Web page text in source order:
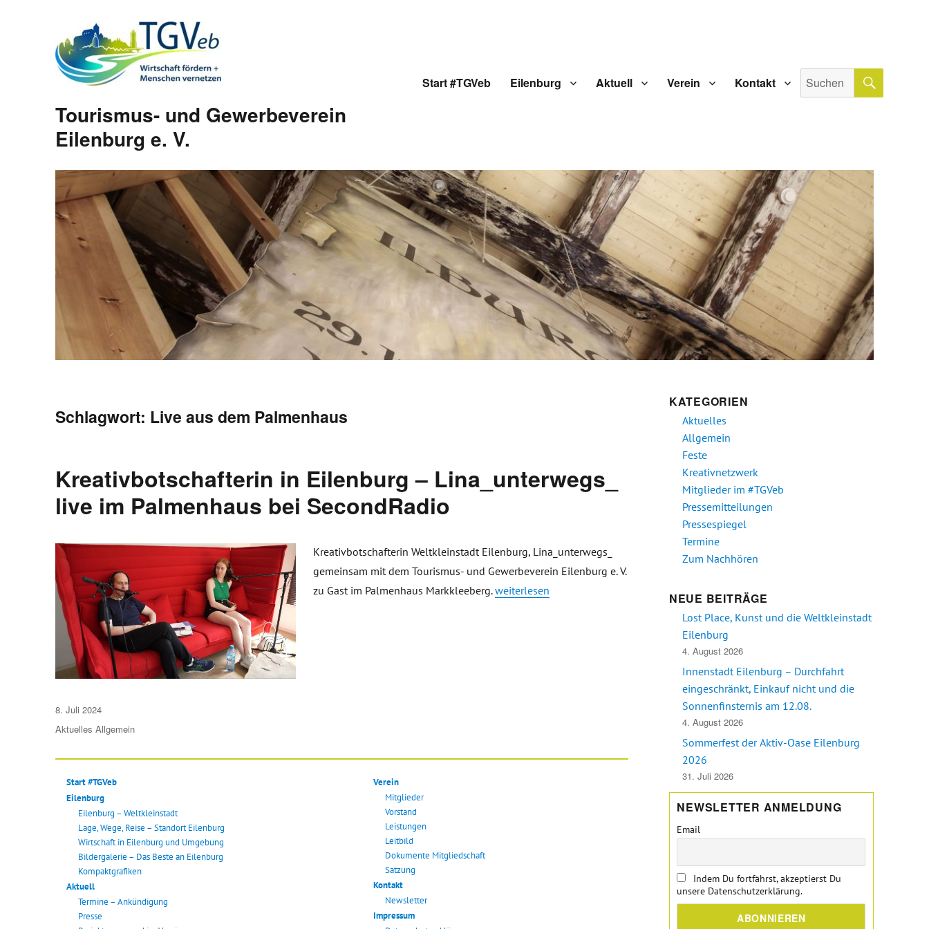
Tourismus- und Gewerbeverein
Eilenburg e. V.
Start #TGVeb Eilenburg Aktuell Verein Kontakt
Suche
nach:
Schlagwort: Live aus dem Palmenhaus
Kreativbotschafterin in Eilenburg – Lina_unterwegs_
live im Palmenhaus bei SecondRadio
Kreativbotschafterin Weltkleinstadt Eilenburg, Lina_unterwegs_
gemeinsam mit dem Tourismus- und Gewerbeverein Eilenburg e. V.
zu Gast im Palmenhaus Markkleeberg.„Kreativbotschafterin in Eilenburg – Lina_unterwegs_ live im Palmenhaus bei SecondRadio“
weiterlesen
Veröffentlicht
am
8. Juli 2024
Aktuelles Allgemein
Start #TGVeb
Eilenburg
Eilenburg – Weltkleinstadt
Lage, Wege, Reise – Standort Eilenburg
Wirtschaft in Eilenburg und Umgebung
Bildergalerie – Das Beste an Eilenburg
Kompaktgrafiken
Aktuell
Termine – Ankündigung
Presse
Verein
Mitglieder
Vorstand
Leistungen
Leitbild
Dokumente Mitgliedschaft
Satzung
Kontakt
Newsletter
Impressum
KATEGORIEN
Aktuelles
Allgemein
Feste
Kreativnetzwerk
Mitglieder im #TGVeb
Pressemitteilungen
Pressespiegel
Termine
Zum Nachhören
NEUE BEITRÄGE
Lost Place, Kunst und die Weltkleinstadt
Eilenburg
4. August 2026
Innenstadt Eilenburg – Durchfahrt
eingeschränkt, Einkauf nicht und die
Sonnenfinsternis am 12.08.
4. August 2026
Sommerfest der Aktiv-Oase Eilenburg
2026
31. Juli 2026
NEWSLETTER ANMELDUNG
Email
Indem Du fortfährst, akzeptierst Du
unsere Datenschutzerklärung.